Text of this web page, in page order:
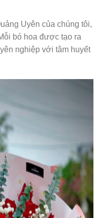
Uyên của chúng tôi,
bó hoa được tạo ra
nghiệp với tâm huyết